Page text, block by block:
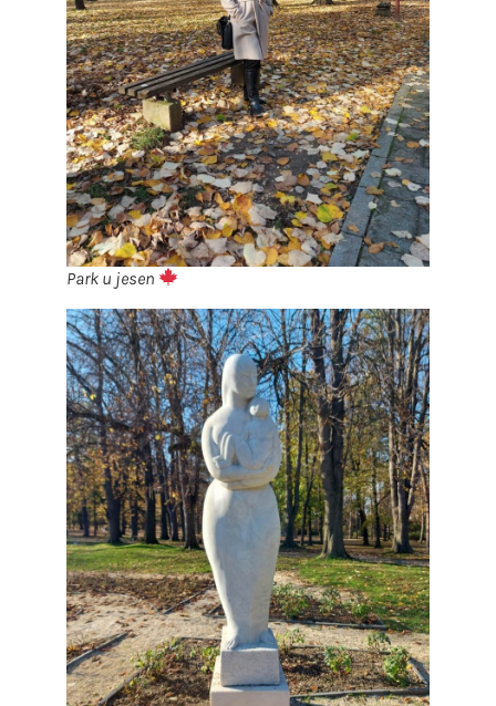
Park u jesen